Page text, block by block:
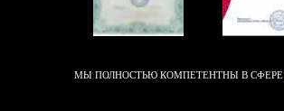
МЫ ПОЛНОСТЬЮ КОМПЕТЕНТНЫ В СФЕРЕ